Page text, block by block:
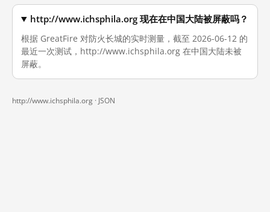
http://www.ichsphila.org 现在在中国大陆被屏蔽吗？
根据 GreatFire 对防火长城的实时测量，截至 2026-06-12 的
最近一次测试，http://www.ichsphila.org 在中国大陆未被
屏蔽。
http://www.ichsphila.org · JSON